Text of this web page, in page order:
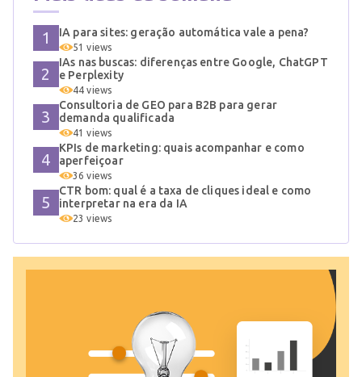
IA para sites: geração automática vale a pena?
51 views
IAs nas buscas: diferenças entre Google, ChatGPT
e Perplexity
44 views
Consultoria de GEO para B2B para gerar
demanda qualificada
41 views
KPIs de marketing: quais acompanhar e como
aperfeiçoar
36 views
CTR bom: qual é a taxa de cliques ideal e como
interpretar na era da IA
23 views